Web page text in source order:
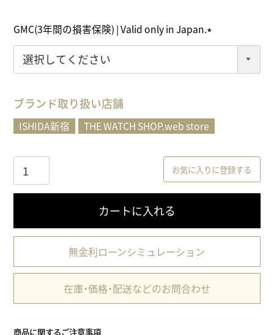
GMC(3年間の損害保険) | Valid only in Japan.
(
ブランド取り扱い店舗
ISHIDA新宿 THE WATCH SHOP.web store
お気に入りに登録する
カートに入れる
無金利ローンシミュレーション
在庫・価格・配送などのお問合わせ
商品に関するご注意事項